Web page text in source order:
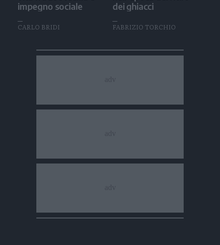
impegno sociale
CARLO BRIDI
dei ghiacci
FABRIZIO TORCHIO